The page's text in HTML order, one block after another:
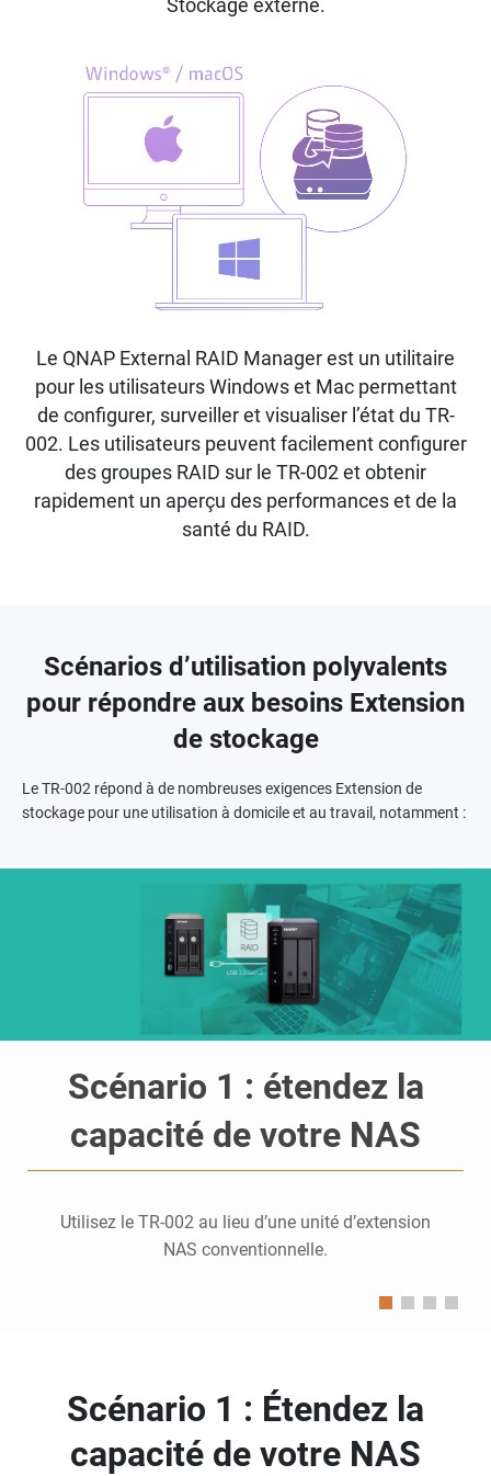
Stockage externe.
Le QNAP External RAID Manager est un utilitaire
pour les utilisateurs Windows et Mac permettant
de configurer, surveiller et visualiser l’état du TR-
002. Les utilisateurs peuvent facilement configurer
des groupes RAID sur le TR-002 et obtenir
rapidement un aperçu des performances et de la
santé du RAID.
Scénarios d’utilisation polyvalents
pour répondre aux besoins Extension
de stockage
Le TR-002 répond à de nombreuses exigences Extension de
stockage pour une utilisation à domicile et au travail, notamment :
Scénario 1 : étendez la
capacité de votre NAS
Utilisez le TR-002 au lieu d’une unité d’extension
NAS conventionnelle.
Scénario 1 : Étendez la
capacité de votre NAS